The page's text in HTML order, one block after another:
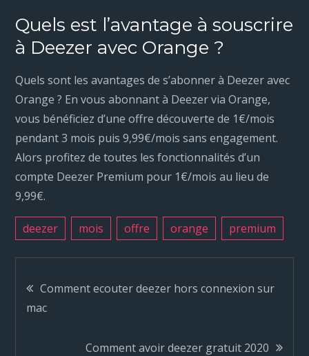
Quels est l’avantage à souscrire
à Deezer avec Orange ?
Quels sont les avantages de s’abonner à Deezer avec
Orange ? En vous abonnant à Deezer via Orange,
vous bénéficiez d’une offre découverte de 1€/mois
pendant 3 mois puis 9,99€/mois sans engagement.
Alors profitez de toutes les fonctionnalités d’un
compte Deezer Premium pour 1€/mois au lieu de
9,99€.
deezer mois offre orange premium
N
a
Comment ecouter deezer hors connexion sur
mac
Comment avoir deezer gratuit 2020